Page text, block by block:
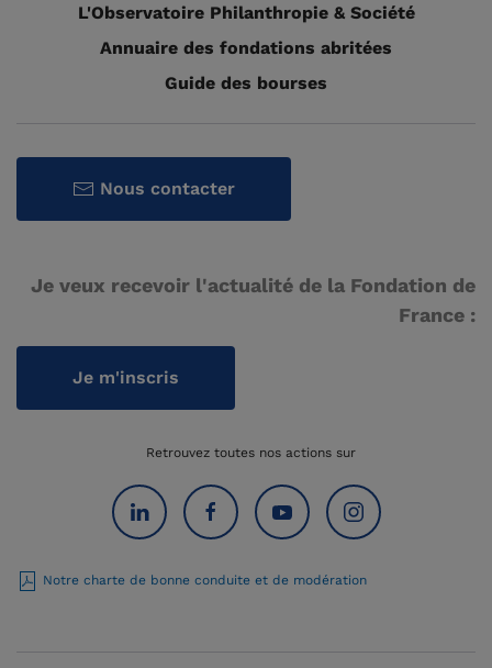
L'Observatoire Philanthropie & Société
Annuaire des fondations abritées
Guide des bourses
Nous contacter
Je veux recevoir l'actualité de la Fondation de
France :
Je m'inscris
Retrouvez toutes nos actions sur
Notre charte de bonne conduite et de modération